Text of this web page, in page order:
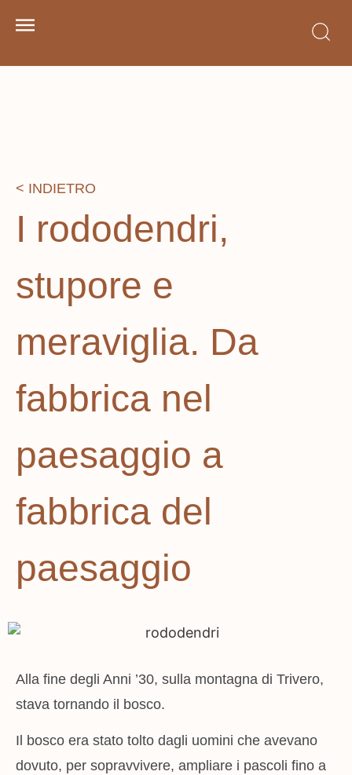
< INDIETRO
I rododendri,
stupore e
meraviglia. Da
fabbrica nel
paesaggio a
fabbrica del
paesaggio
Alla fine degli Anni ’30, sulla montagna di Trivero,
stava tornando il bosco.
Il bosco era stato tolto dagli uomini che avevano
dovuto, per sopravvivere, ampliare i pascoli fino a